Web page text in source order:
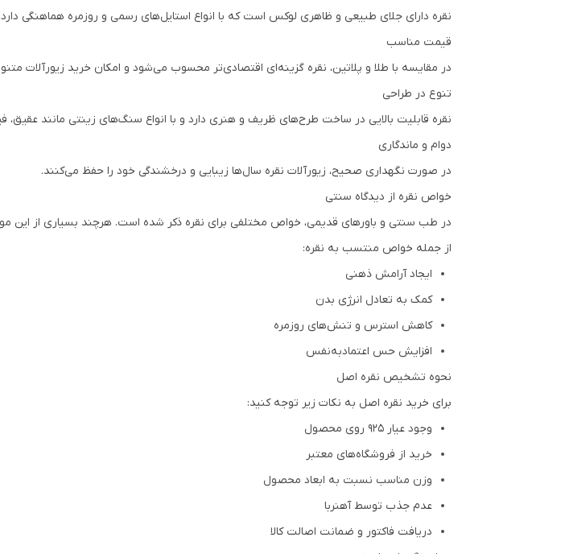
نقره دارای جلای طبیعی و ظاهری لوکس است که با انواع استایل‌های رسمی و روزمره هماهنگی دارد.
قیمت مناسب
در مقایسه با طلا و پلاتین، نقره گزینه‌ای اقتصادی‌تر محسوب می‌شود و امکان خرید زیورآلات
تنوع در طراحی
نقره قابلیت بالایی در ساخت طرح‌های ظریف و هنری دارد و با انواع سنگ‌های زینتی مانند عقیق،
دوام و ماندگاری
در صورت نگهداری صحیح، زیورآلات نقره سال‌ها زیبایی و درخشندگی خود را حفظ می‌کنند.
خواص نقره از دیدگاه سنتی
در طب سنتی و باورهای قدیمی، خواص مختلفی برای نقره ذکر شده است. هرچند بسیاری از این
از جمله خواص منتسب به نقره:
ایجاد آرامش ذهنی
کمک به تعادل انرژی بدن
کاهش استرس و تنش‌های روزمره
افزایش حس اعتمادبه‌نفس
نحوه تشخیص نقره اصل
برای خرید نقره اصل به نکات زیر توجه کنید:
وجود عیار 925 روی محصول
خرید از فروشگاه‌های معتبر
وزن مناسب نسبت به ابعاد محصول
عدم جذب توسط آهنربا
دریافت فاکتور و ضمانت اصالت کالا